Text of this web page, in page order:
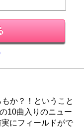
か？！ということ
10曲入りのニュー
にフィールドがで